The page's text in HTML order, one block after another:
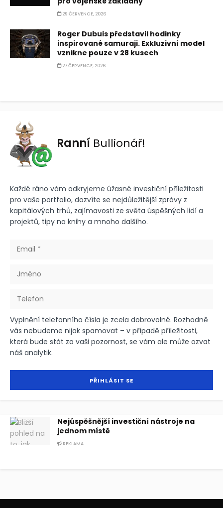
29 ČERVENCE, 2026
Roger Dubuis představil hodinky
inspirované samuraji. Exkluzivní model
vznikne pouze v 28 kusech
27 ČERVENCE, 2026
Ranní Bullionář!
Každé ráno vám odkryjeme úžasné investiční příležitosti
pro vaše portfolio, dozvíte se nejdůležitější zprávy z
kapitálových trhů, zajímavosti ze světa úspěšných lidí a
projektů, tipy na knihy a mnoho dalšího.
Vyplnění telefonního čísla je zcela dobrovolné. Rozhodně
vás nebudeme nijak spamovat – v případě příležitosti,
která bude stát za vaši pozornost, se vám ale může ozvat
náš analytik.
Nejúspěšnější investiční nástroje na
jednom místě
REKLAMA